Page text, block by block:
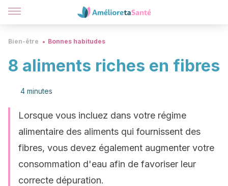
Bien-être Bonnes habitudes
8 aliments riches en fibres
4 minutes
Lorsque vous incluez dans votre régime
alimentaire des aliments qui fournissent des
fibres, vous devez également augmenter votre
consommation d'eau afin de favoriser leur
correcte dépuration.